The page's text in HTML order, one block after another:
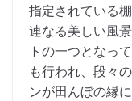
指定されている
連なる美しい風
トの一つとなっ
も行われ、段々
ンが田んぼの縁